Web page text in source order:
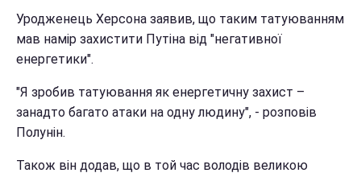
Уродженець Херсона заявив, що таким татуюванням
мав намір захистити Путіна від "негативної
енергетики".
"Я зробив татуювання як енергетичну захист –
занадто багато атаки на одну людину", - розповів
Полунін.
Також він додав, що в той час володів великою